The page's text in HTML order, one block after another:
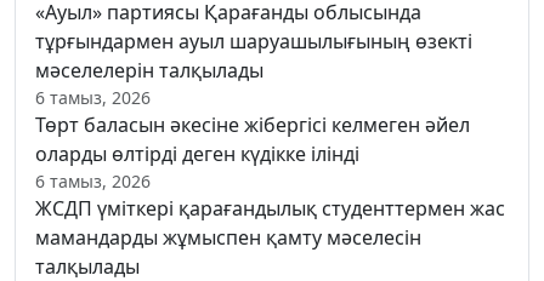
«Ауыл» партиясы Қарағанды облысында
тұрғындармен ауыл шаруашылығының өзекті
мәселелерін талқылады
6 тамыз, 2026
Төрт баласын әкесіне жібергісі келмеген әйел
оларды өлтірді деген күдікке ілінді
6 тамыз, 2026
ЖСДП үміткері қарағандылық студенттермен жас
мамандарды жұмыспен қамту мәселесін
талқылады